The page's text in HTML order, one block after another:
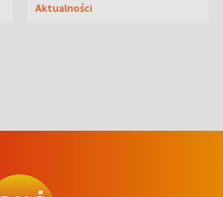
Aktualności